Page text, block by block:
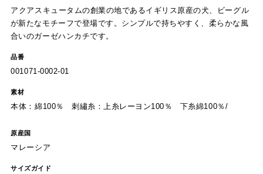
アクアスキュータムの創業の地であるイギリス原産の犬、ビーグル
が新たなモチーフで登場です。シンプルで持ちやすく、柔らかな風
合いのガーゼハンカチです。
品番
001071-0002-01
素材
本体：綿100％ 刺繡糸：上糸レーヨン100％ 下糸綿100％/
原産国
マレーシア
サイズガイド